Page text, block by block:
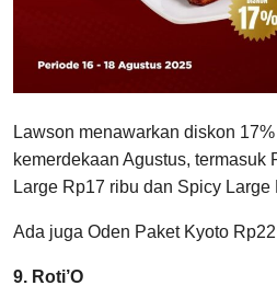
Lawson menawarkan diskon
kemerdekaan Agustus, termasuk
Large Rp17 ribu dan Spicy Large
Ada juga Oden Paket Kyoto
9. Roti’O